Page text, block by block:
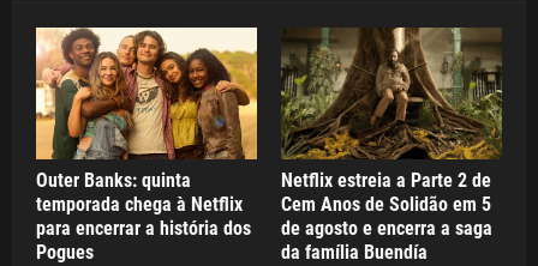
Outer Banks: quinta
temporada chega à Netflix
para encerrar a história dos
Pogues
Netflix estreia a Parte 2 de
Cem Anos de Solidão em 5
de agosto e encerra a saga
da família Buendía